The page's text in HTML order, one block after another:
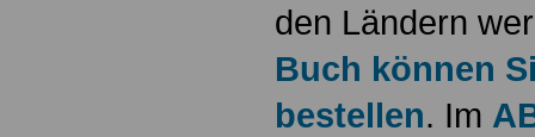
den Ländern
Buch können
bestellen. Im